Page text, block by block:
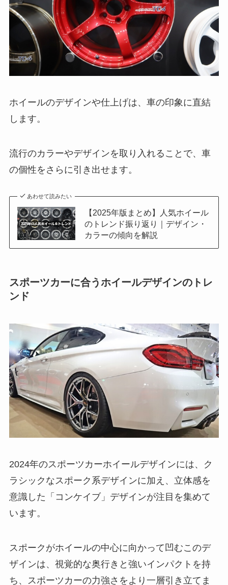
ホイールのデザインや仕上げは、車の印象に直結
します。
流行のカラーやデザインを取り入れることで、車
の個性をさらに引き出せます。
あわせて読みたい
【2025年版まとめ】人気ホイール
のトレンド振り返り｜デザイン・
カラーの傾向を解説
スポーツカーに合うホイールデザインのトレ
ンド
2024年のスポーツカーホイールデザインには、ク
ラシックなスポーク系デザインに加え、立体感を
意識した「コンケイブ」デザインが注目を集めて
います。
スポークがホイールの中心に向かって凹むこのデ
ザインは、視覚的な奥行きと強いインパクトを持
ち、スポーツカーの力強さをより一層引き立てま